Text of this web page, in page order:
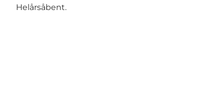
Helårsåbent.